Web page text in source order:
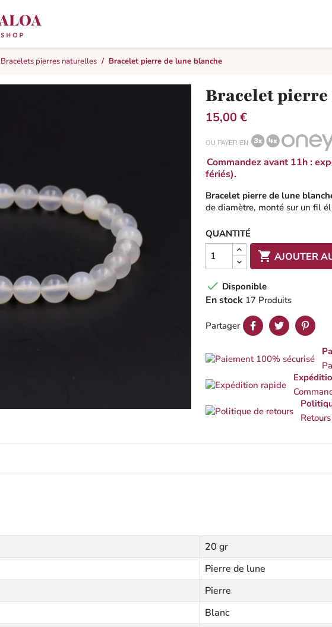
Bracelets pierres naturelles Bracelet pierre de lune blanche
Bracelet pierre
15,00 €
OU PAYER EN
Commandez avant 11h :
fériés).
Bracelet pierre de lune
de diamètre, monté sur un fil
QUANTITÉ
 AJOUTER
 Disponible
En stock 17 Produits
Partager
20 gr
Pierre de lune
Pierre
Blanc